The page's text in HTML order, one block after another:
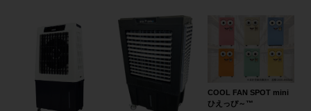
COOL FAN SPOT mini
ひえっぴ～™